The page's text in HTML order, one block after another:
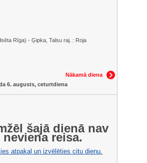
Rīga) - Ģipka, Talsu raj. : Roja
Nākamā diena
6. augusts, ceturtdiena
šajā dienā nav
neviena reisa.
atpakaļ un izvēlēties citu dienu.